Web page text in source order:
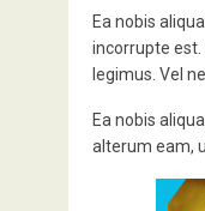
Ea nobis
incorrupte
legimus. Vel
Ea nobis
alterum eam,